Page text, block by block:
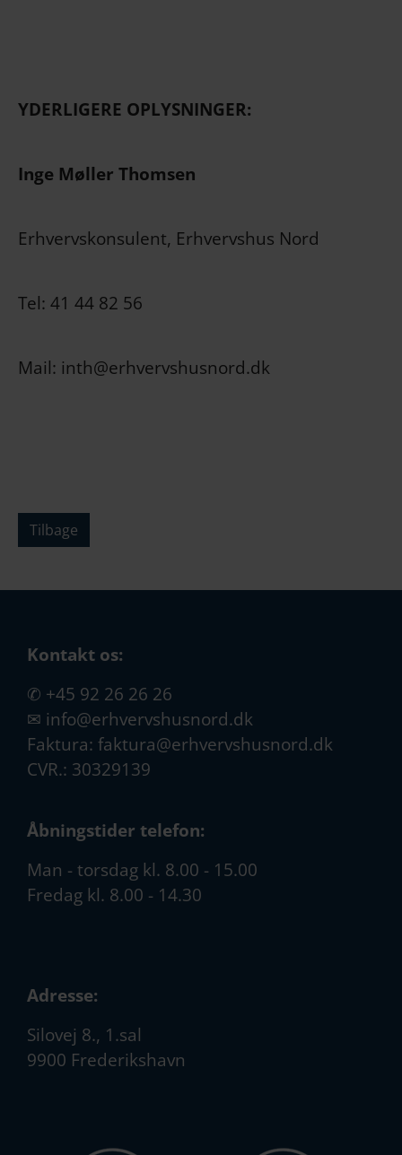
YDERLIGERE OPLYSNINGER:
Inge Møller Thomsen
Erhvervskonsulent, Erhvervshus Nord
Tel: 41 44 82 56
Mail: inth@erhvervshusnord.dk
Tilbage
Kontakt os:
✆ +45 92 26 26 26
✉ info@erhvervshusnord.dk
Faktura: faktura@erhvervshusnord.dk
CVR.: 30329139
Åbningstider telefon:
Man - torsdag kl. 8.00 - 15.00
Fredag kl. 8.00 - 14.30
Adresse:
Silovej 8., 1.sal
9900 Frederikshavn